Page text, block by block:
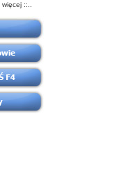
więcej ::..